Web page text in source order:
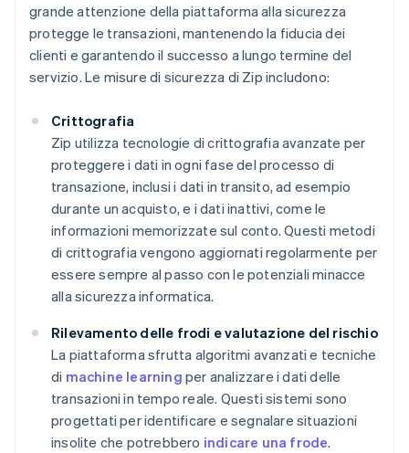
grande attenzione della piattaforma alla sicurezza
protegge le transazioni, mantenendo la fiducia dei
clienti e garantendo il successo a lungo termine del
servizio. Le misure di sicurezza di Zip includono:
Crittografia
Zip utilizza tecnologie di crittografia avanzate per
proteggere i dati in ogni fase del processo di
transazione, inclusi i dati in transito, ad esempio
durante un acquisto, e i dati inattivi, come le
informazioni memorizzate sul conto. Questi metodi
di crittografia vengono aggiornati regolarmente per
essere sempre al passo con le potenziali minacce
alla sicurezza informatica.
Rilevamento delle frodi e valutazione del rischio
La piattaforma sfrutta algoritmi avanzati e tecniche
di machine learning per analizzare i dati delle
transazioni in tempo reale. Questi sistemi sono
progettati per identificare e segnalare situazioni
insolite che potrebbero indicare una frode.